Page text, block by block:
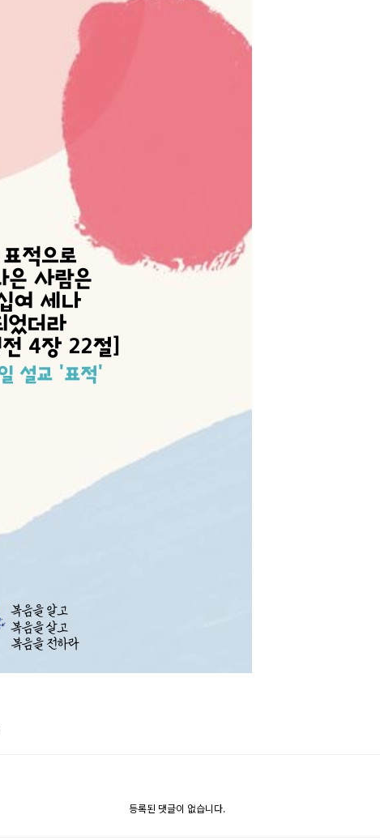
등록된 댓글이 없습니다.